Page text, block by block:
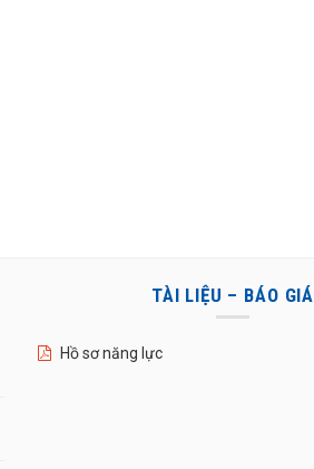
TÀI LIỆU – BÁO GIÁ
Hồ sơ năng lực